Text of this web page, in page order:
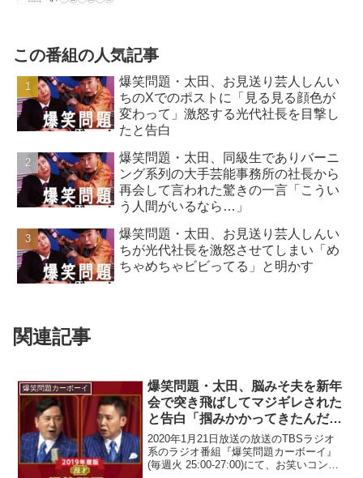
この番組の人気記事
爆笑問題・太田、お見送り芸人しんい
ちのXでのポストに「見る見る顔色が
変わって」激怒する光代社長を目撃し
たと告白
爆笑問題・太田、同級生でありバーニ
ング系列の大手芸能事務所の社長から
再会して言われた驚きの一言「こうい
う人間がいるなら…」
爆笑問題・太田、お見送り芸人しんい
ちが光代社長を激怒させてしまい「め
ちゃめちゃビビってる」と明かす
関連記事
爆笑問題カーボーイ
爆笑問題・太田、脳みそ夫を新年
会で突き飛ばしてマジギレされた
と告白「掴みかかってきたんだ
よ」
2020年1月21日放送の放送のTBSラジオ
系のラジオ番組『爆笑問題カーボーイ』
(毎週火 25:00-27:00)にて、お笑いコン